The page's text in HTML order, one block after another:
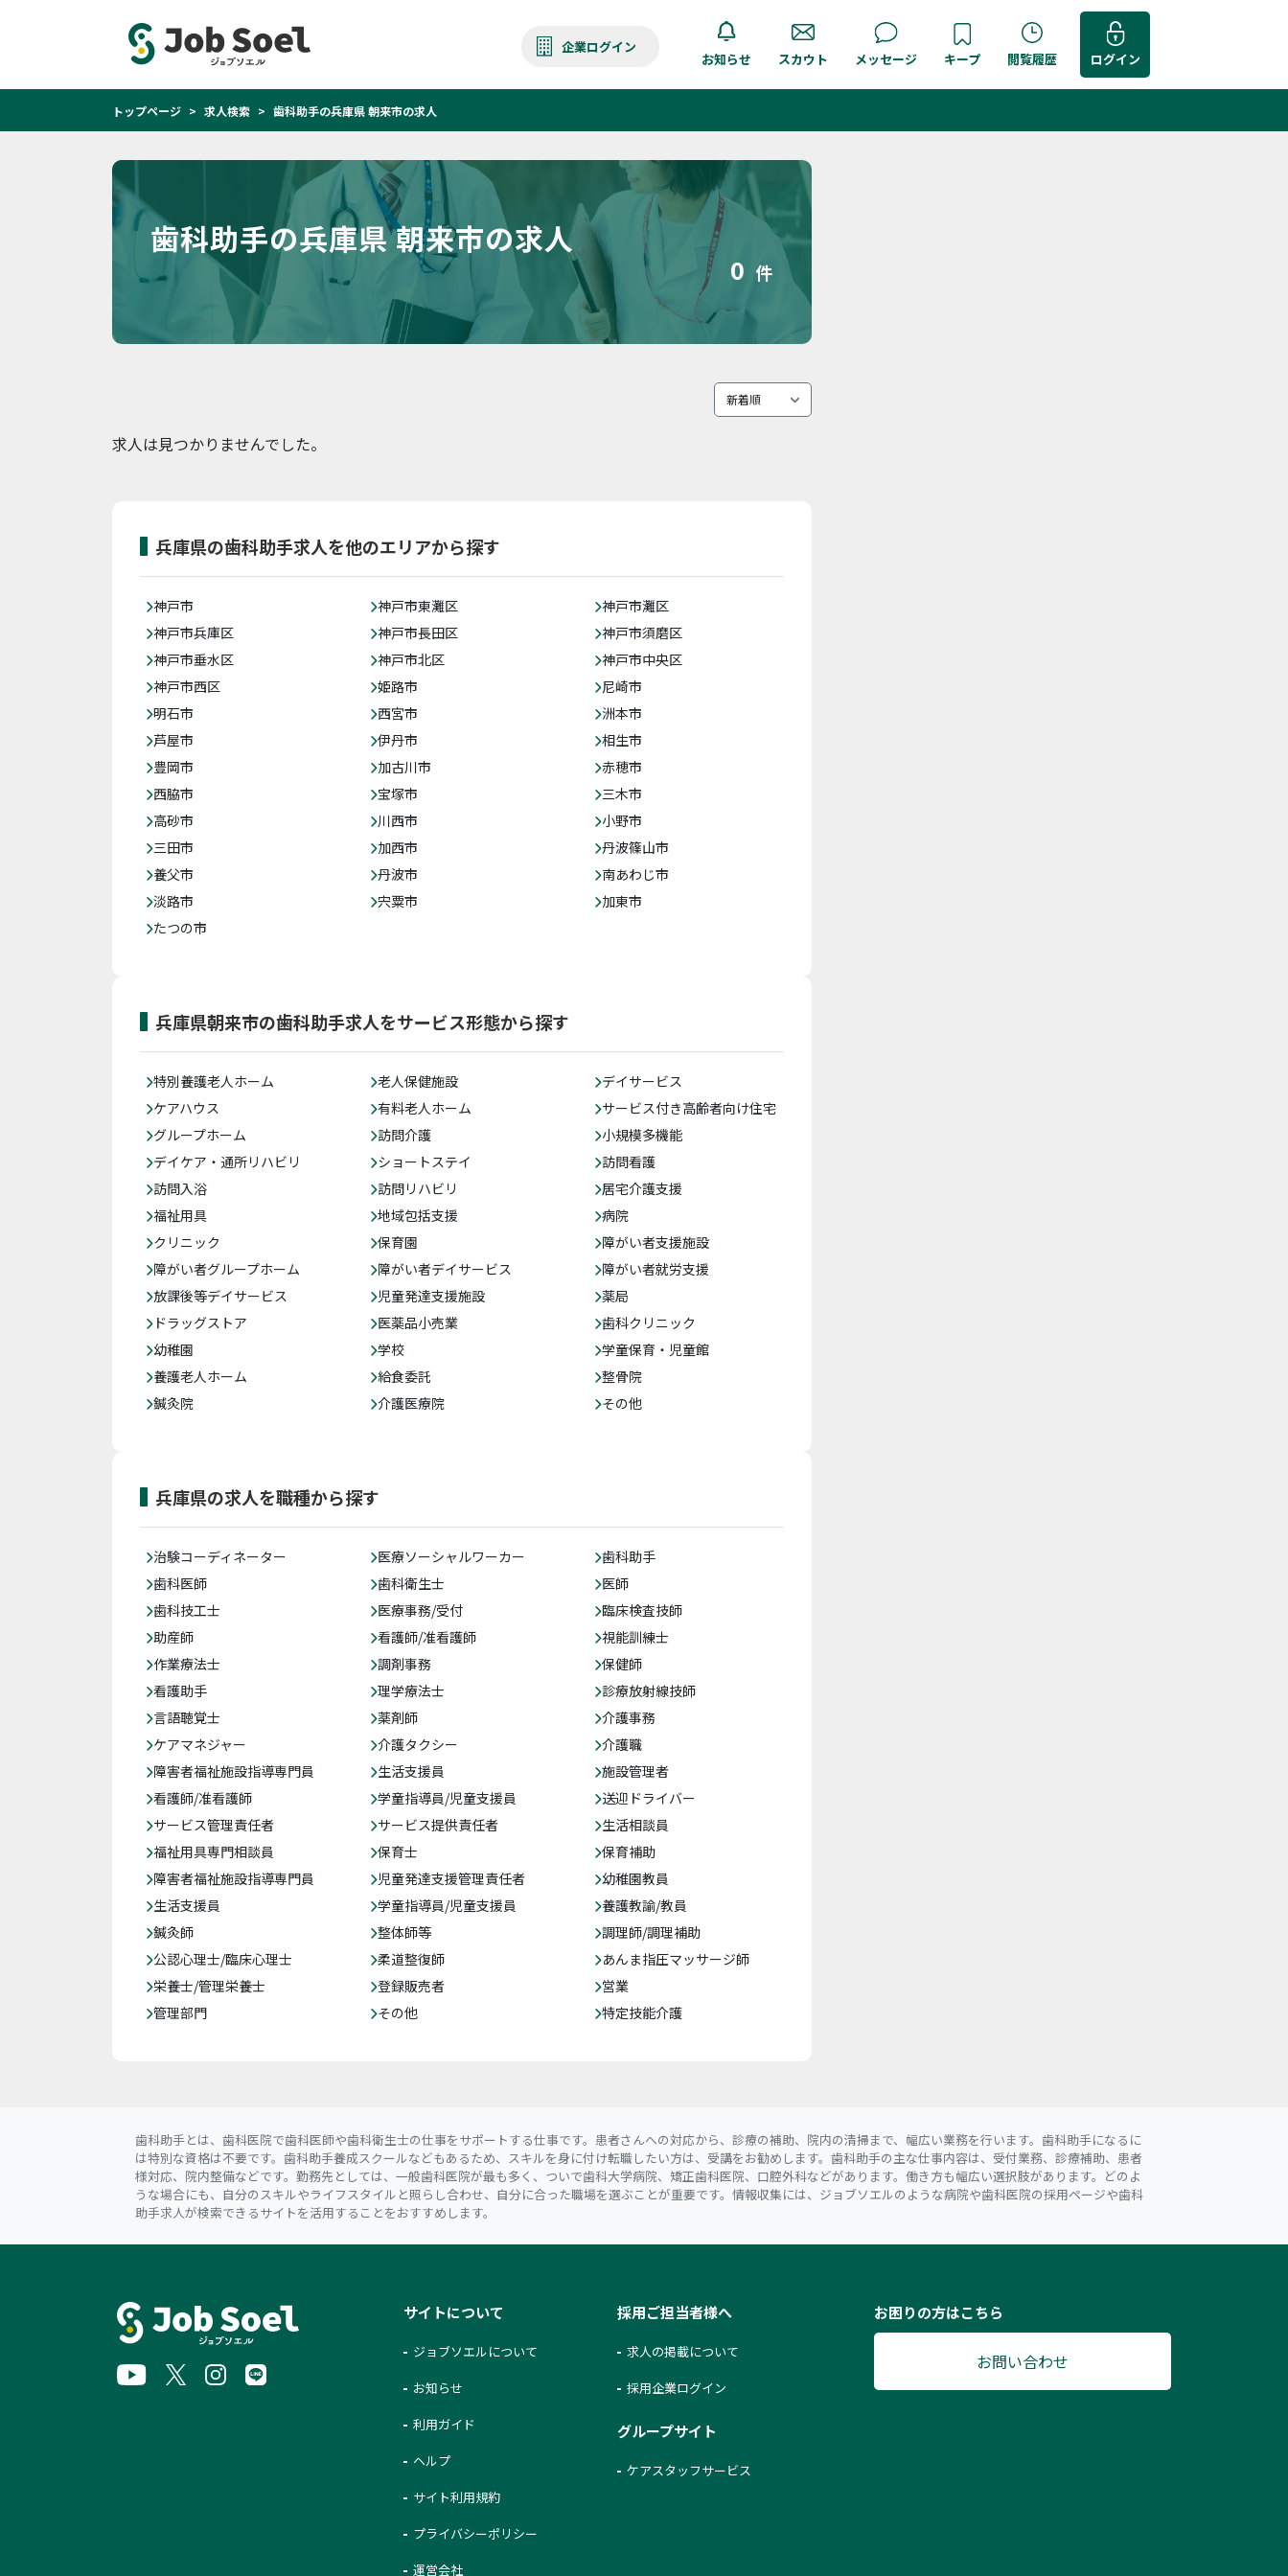
企業ログイン
お知らせ スカウト メッセージ キープ 閲覧履歴 ログイン
トップページ 求人検索 歯科助手の兵庫県 朝来市の求人
歯科助手の兵庫県 朝来市の求人
0 件
求人は見つかりませんでした。
兵庫県の歯科助手求人を他のエリアから探す
神戸市 神戸市東灘区
神戸市灘区
神戸市兵庫区
神戸市長田区
神戸市須磨区
神戸市垂水区
神戸市北区
神戸市中央区
神戸市西区
姫路市
尼崎市
明石市
西宮市
洲本市
芦屋市
伊丹市
相生市
豊岡市
加古川市
赤穂市
西脇市
宝塚市
三木市
高砂市
川西市
小野市
三田市
加西市
丹波篠山市
養父市
丹波市
南あわじ市
淡路市
宍粟市
加東市
たつの市
兵庫県朝来市の歯科助手求人をサービス形態から探す
特別養護老人ホーム 老人保健施設
デイサービス
ケアハウス
有料老人ホーム
サービス付き高齢者向け住宅
グループホーム
訪問介護
小規模多機能
デイケア・通所リハビリ
ショートステイ
訪問看護
訪問入浴
訪問リハビリ
居宅介護支援
福祉用具
地域包括支援
病院
クリニック
保育園
障がい者支援施設
障がい者グループホーム
障がい者デイサービス
障がい者就労支援
放課後等デイサービス
児童発達支援施設
薬局
ドラッグストア
医薬品小売業
歯科クリニック
幼稚園
学校
学童保育・児童館
養護老人ホーム
給食委託
整骨院
鍼灸院
介護医療院 その他
兵庫県の求人を職種から探す
治験コーディネーター 医療ソーシャルワーカー
歯科助手
歯科医師
歯科衛生士
医師
歯科技工士
医療事務/受付
臨床検査技師
助産師
看護師/准看護師
視能訓練士
作業療法士
調剤事務
保健師
看護助手
理学療法士
診療放射線技師
言語聴覚士
薬剤師
介護事務
ケアマネジャー
介護タクシー
介護職
障害者福祉施設指導専門員
生活支援員
施設管理者
看護師/准看護師
学童指導員/児童支援員
送迎ドライバー
サービス管理責任者
サービス提供責任者
生活相談員
福祉用具専門相談員
保育士
保育補助
障害者福祉施設指導専門員
児童発達支援管理責任者
幼稚園教員
生活支援員
学童指導員/児童支援員
養護教諭/教員
鍼灸師
整体師等
調理師/調理補助
公認心理士/臨床心理士
柔道整復師
あんま指圧マッサージ師
栄養士/管理栄養士
登録販売者
営業
管理部門
その他 特定技能介護
歯科助手とは、歯科医院で歯科医師や歯科衛生士の仕事をサポートする仕事です。患者さんへの対応から、診療の補助、院内の清掃まで、幅広い業務を行います。歯科助手になるに
は特別な資格は不要です。歯科助手養成スクールなどもあるため、スキルを身に付け転職したい方は、受講をお勧めします。歯科助手の主な仕事内容は、受付業務、診療補助、患者
様対応、院内整備などです。勤務先としては、一般歯科医院が最も多く、ついで歯科大学病院、矯正歯科医院、口腔外科などがあります。働き方も幅広い選択肢があります。どのよ
うな場合にも、自分のスキルやライフスタイルと照らし合わせ、自分に合った職場を選ぶことが重要です。情報収集には、ジョブソエルのような病院や歯科医院の採用ページや歯科
助手求人が検索できるサイトを活用することをおすすめします。
サイトについて
ジョブソエルについて
お知らせ
利用ガイド
ヘルプ
サイト利用規約
プライバシーポリシー
運営会社
採用ご担当者様へ
求人の掲載について
採用企業ログイン
グループサイト
ケアスタッフサービス
お困りの方はこちら
お問い合わせ